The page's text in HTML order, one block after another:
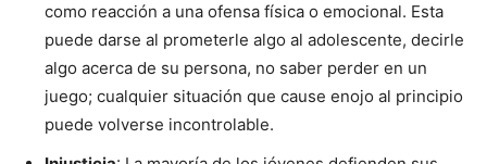
como reacción a una ofensa física o emocional. Esta
puede darse al prometerle algo al adolescente, decirle
algo acerca de su persona, no saber perder en un
juego; cualquier situación que cause enojo al principio
puede volverse incontrolable.